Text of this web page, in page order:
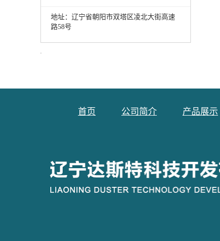
地址：辽宁省朝阳市双塔区凌北大街高速
路58号
首页 公司简介 产品展示